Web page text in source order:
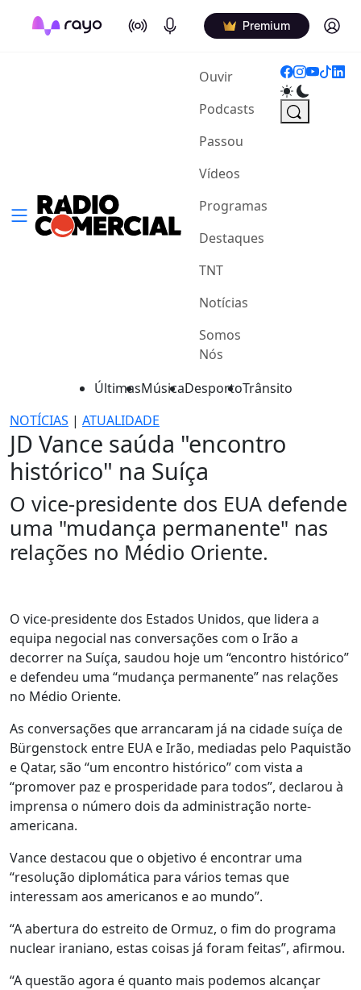
On Air Podcasts Premium Log in
Ouvir(current)
Podcasts
Passou
Vídeos
Programas
Destaques
TNT
Notícias
Somos
Nós
ÚltimasMúsicaDesportoTrânsito
NOTÍCIAS | ATUALIDADE
JD Vance saúda "encontro
histórico" na Suíça
O vice-presidente dos EUA defende
uma "mudança permanente" nas
relações no Médio Oriente.
O vice-presidente dos Estados Unidos, que lidera a
equipa negocial nas conversações com o Irão a
decorrer na Suíça, saudou hoje um “encontro histórico”
e defendeu uma “mudança permanente” nas relações
no Médio Oriente.
As conversações que arrancaram já na cidade suíça de
Bürgenstock entre EUA e Irão, mediadas pelo Paquistão
e Qatar, são “um encontro histórico” com vista a
“promover paz e prosperidade para todos”, declarou à
imprensa o número dois da administração norte-
americana.
Vance destacou que o objetivo é encontrar uma
“resolução diplomática para vários temas que
interessam aos americanos e ao mundo”.
“A abertura do estreito de Ormuz, o fim do programa
nuclear iraniano, estas coisas já foram feitas”, afirmou.
“A questão agora é quanto mais podemos alcançar